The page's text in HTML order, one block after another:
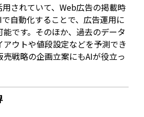
されていて、Web広告の掲載時
自動化することで、広告運用に
です。そのほか、過去のデータ
ウトや値段設定などを予測でき
戦略の企画立案にもAIが役立っ